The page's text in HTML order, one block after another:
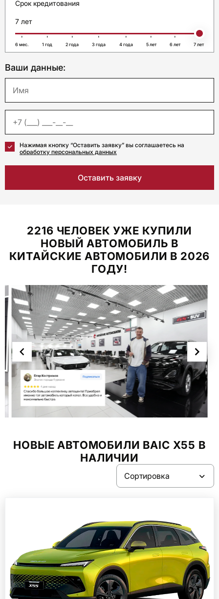
Срок кредитования
7 лет
6 мес. 1 год 2 года 3 года 4 года 5 лет 6 лет 7 лет
Ваши данные:
Нажимая кнопку “Оставить заявку” вы соглашаетесь на
обработку персональных данных
Оставить заявку
2216 ЧЕЛОВЕК УЖЕ КУПИЛИ
НОВЫЙ АВТОМОБИЛЬ В
КИТАЙСКИЕ АВТОМОБИЛИ В 2026
ГОДУ!
НОВЫЕ АВТОМОБИЛИ BAIC X55 В
НАЛИЧИИ